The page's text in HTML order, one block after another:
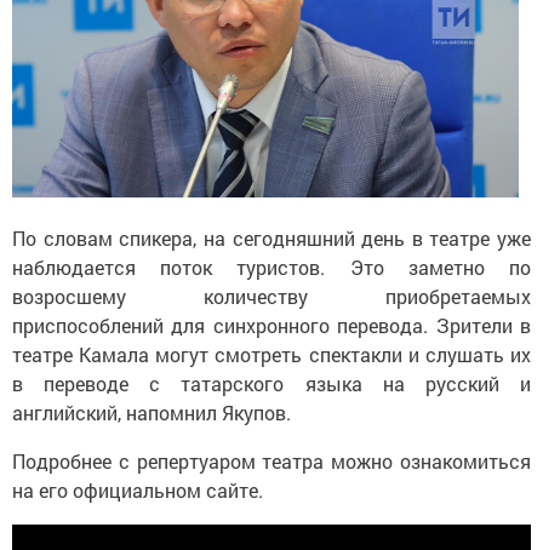
По словам спикера, на сегодняшний день в театре уже
наблюдается поток туристов. Это заметно по
возросшему количеству приобретаемых
приспособлений для синхронного перевода. Зрители в
театре Камала могут смотреть спектакли и слушать их
в переводе с татарского языка на русский и
английский, напомнил Якупов.
Подробнее с репертуаром театра можно ознакомиться
на его официальном сайте.